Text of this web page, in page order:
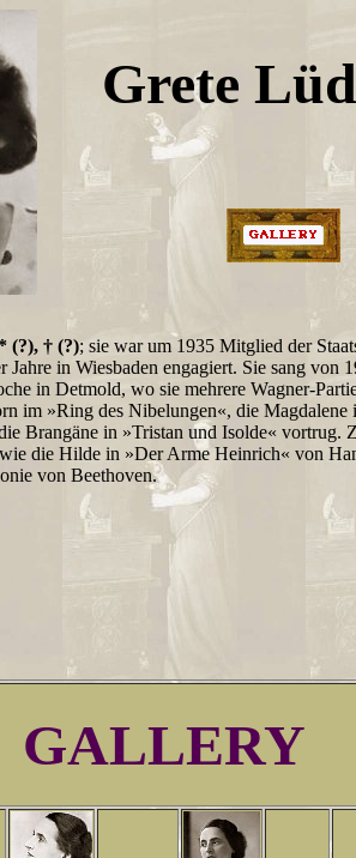
Grete
(?), † (?); sie war um 1935 Mitglied der
Jahre in Wiesbaden engagiert. Sie sang von
in Detmold, wo sie mehrere Wagner-
im »Ring des Nibelungen«, die Magdalene
Brangäne in »Tristan und Isolde« vortrug.
die Hilde in »Der Arme Heinrich« von
von Beethoven.
GALLERY